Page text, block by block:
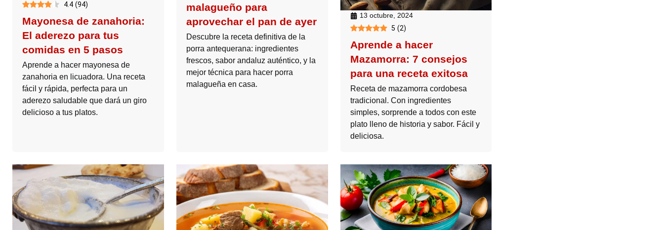
4.4 (94)
Mayonesa de zanahoria:
El aderezo para tus
comidas en 5 pasos
Aprende a hacer mayonesa de
zanahoria en licuadora. Una receta
fácil y rápida, perfecta para un
aderezo saludable que dará un giro
delicioso a tus platos.
malagueño para
aprovechar el pan de ayer
Descubre la receta definitiva de la
porra antequerana: ingredientes
frescos, sabor andaluz auténtico, y la
mejor técnica para hacer porra
malagueña en casa.
13 octubre, 2024
5 (2)
Aprende a hacer
Mazamorra: 7 consejos
para una receta exitosa
Receta de mazamorra cordobesa
tradicional. Con ingredientes
simples, sorprende a todos con este
plato lleno de historia y sabor. Fácil y
deliciosa.